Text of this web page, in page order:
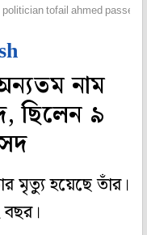
tofail ahmed passes
নাম
ছিলেন ৯
মৃত্যু হয়েছে তাঁর।